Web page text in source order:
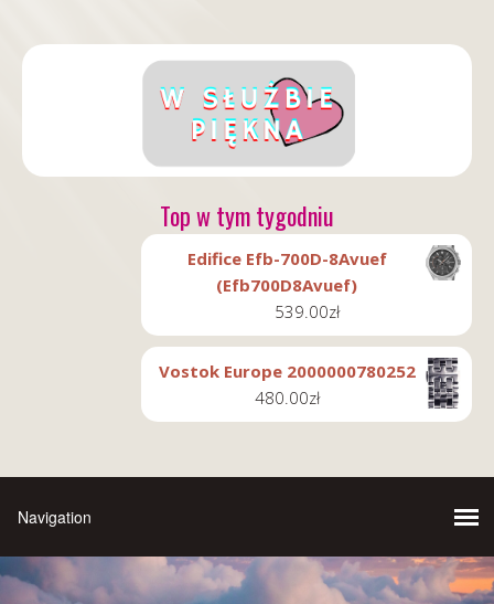
Top w tym tygodniu
Edifice Efb-700D-8Avuef
(Efb700D8Avuef)
539.00zł
Vostok Europe 2000000780252
480.00zł